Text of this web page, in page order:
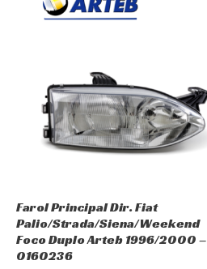
Farol Principal Dir. Fiat
Palio/Strada/Siena/Weekend
Foco Duplo Arteb 1996/2000 –
0160236